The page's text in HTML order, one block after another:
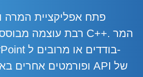
פתח אפליקציית המרה